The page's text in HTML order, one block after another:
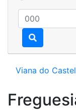
Viana do